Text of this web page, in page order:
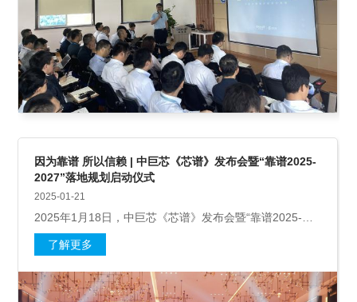
因为靠谱 所以信赖 | 中巨芯《芯谱》发布会暨“靠谱2025-
2027”落地规划启动仪式
2025-01-21
2025年1月18日，中巨芯《芯谱》发布会暨“靠谱2025-
2027”落地规划启动仪式圆满举行，以靠谱文化为核心理念
的《芯谱》正式诞生并发布！中巨芯2023年&2024年先进
员工、员工代表、公司各级管理人员及孙健耀博士与其专
家团队，共150余人现场参加。发布会还设置了照片直
了解更多